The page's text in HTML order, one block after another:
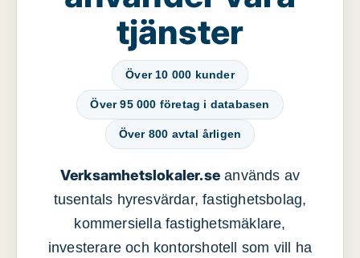
tjänster
Över 10 000 kunder
Över 95 000 företag i databasen
Över 800 avtal årligen
Verksamhetslokaler.se används av
tusentals hyresvärdar, fastighetsbolag,
kommersiella fastighetsmäklare,
investerare och kontorshotell som vill ha